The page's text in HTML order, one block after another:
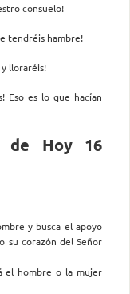
consuelo!
tendréis hambre!
lloraréis!
Eso es lo que hacían
de Hoy 16
y busca el apoyo
su corazón del Señor
el hombre o la mujer